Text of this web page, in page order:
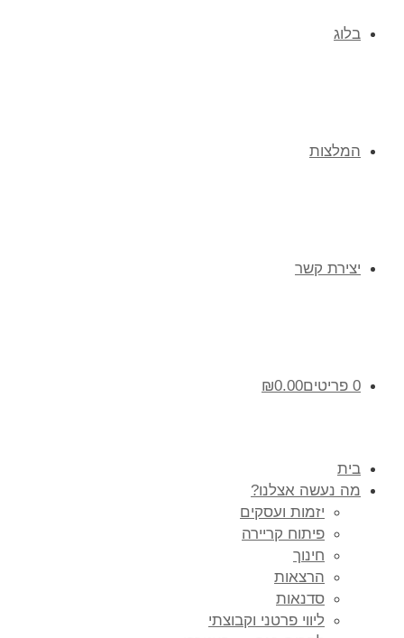
בלוג
המלצות
יצירת קשר
0 פריטים ₪0.00
בית
מה נעשה אצלנו?
יזמות ועסקים
פיתוח קריירה
חינוך
הרצאות
סדנאות
ליווי פרטני וקבוצתי